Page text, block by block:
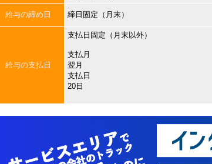
給与の締め日 締日固定（月末）
給与の支払日
支払日固定（月末以外）
支払月
翌月
支払日
20日